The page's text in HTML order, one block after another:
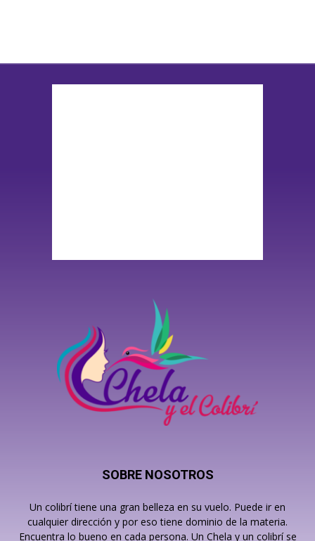
SOBRE NOSOTROS
Un colibrí tiene una gran belleza en su vuelo. Puede ir en
cualquier dirección y por eso tiene dominio de la materia.
Encuentra lo bueno en cada persona. Un Chela y un colibrí se